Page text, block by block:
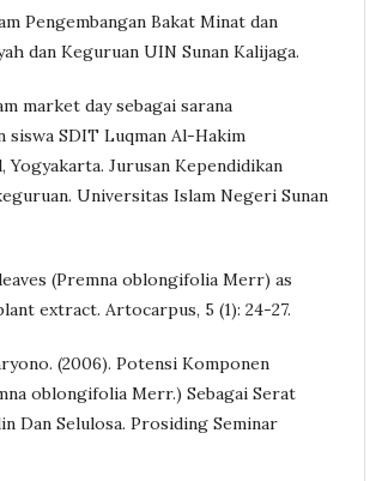
Pengembangan Bakat Minat dan
dan Keguruan UIN Sunan Kalijaga.
market day sebagai sarana
siswa SDIT Luqman Al-Hakim
Yogyakarta. Jurusan Kependidikan
Universitas Islam Negeri Sunan
(Premna oblongifolia Merr) as
extract. Artocarpus, 5 (1): 24-27.
(2006). Potensi Komponen
oblongifolia Merr.) Sebagai Serat
Dan Selulosa. Prosiding Seminar